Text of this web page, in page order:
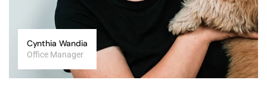
Cynthia Wandia
Office Manager